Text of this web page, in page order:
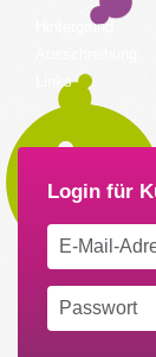
Hintergrund
Links